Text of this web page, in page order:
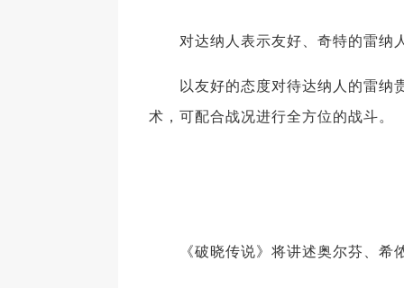
对达纳人表示友好、奇特的雷纳
以友好的态度对待达纳人的雷纳
术，可配合战况进行全方位的战斗。
《破晓传说》将讲述奥尔芬、希